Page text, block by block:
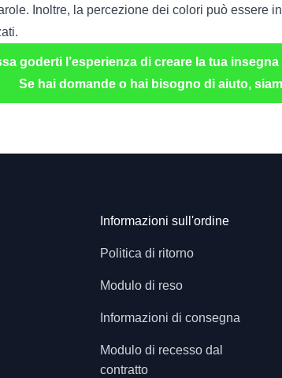
Inoltre, la percezione dei colori può essere
goderti l’esperienza di creare la tua
Se hai domande o hai bisogno di aiuto,
Informazioni sull'ordine
Politica di ritorno
Modulo di reso
Informazioni di consegna
Modulo di recesso dal
contratto